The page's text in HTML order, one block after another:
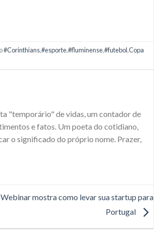
#Corinthians,#esporte,#fluminense,#futebol,Copa
"temporário" de vidas, um contador de
e fatos. Um poeta do cotidiano,
o significado do próprio nome. Prazer,
Webinar mostra como levar sua startup para
Portugal